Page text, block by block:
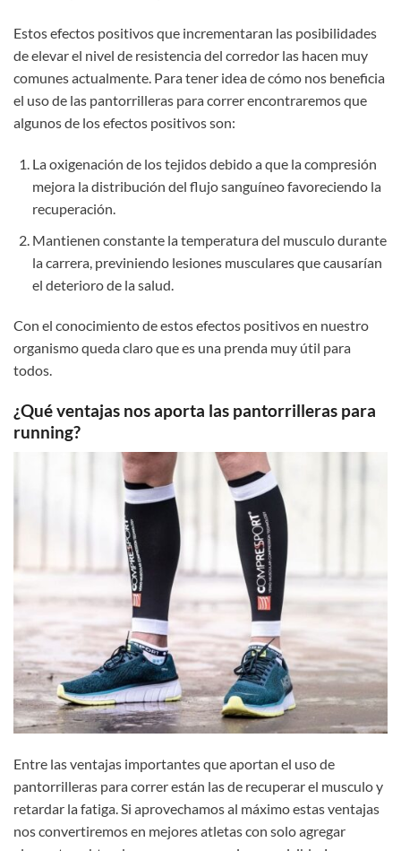
Estos efectos positivos que incrementaran las posibilidades
de elevar el nivel de resistencia del corredor las hacen muy
comunes actualmente. Para tener idea de cómo nos beneficia
el uso de las pantorrilleras para correr encontraremos que
algunos de los efectos positivos son:
La oxigenación de los tejidos debido a que la compresión
mejora la distribución del flujo sanguíneo favoreciendo la
recuperación.
Mantienen constante la temperatura del musculo durante
la carrera, previniendo lesiones musculares que causarían
el deterioro de la salud.
Con el conocimiento de estos efectos positivos en nuestro
organismo queda claro que es una prenda muy útil para
todos.
¿Qué ventajas nos aporta las pantorrilleras para
running?
Entre las ventajas importantes que aportan el uso de
pantorrilleras para correr están las de recuperar el musculo y
retardar la fatiga. Si aprovechamos al máximo estas ventajas
nos convertiremos en mejores atletas con solo agregar